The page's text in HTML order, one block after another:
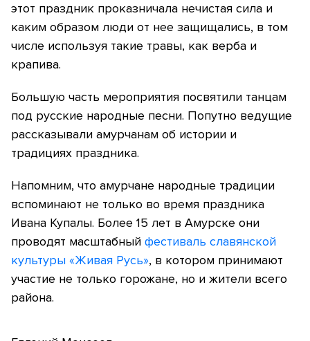
этот праздник проказничала нечистая сила и
каким образом люди от нее защищались, в том
числе используя такие травы, как верба и
крапива.
Большую часть мероприятия посвятили танцам
под русские народные песни. Попутно ведущие
рассказывали амурчанам об истории и
традициях праздника.
Напомним, что амурчане народные традиции
вспоминают не только во время праздника
Ивана Купалы. Более 15 лет в Амурске они
проводят масштабный фестиваль славянской
культуры «Живая Русь», в котором принимают
участие не только горожане, но и жители всего
района.